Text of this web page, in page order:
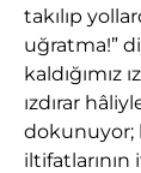
takılıp
uğratma!”
kaldığımız
ızdırar
dokunuyor;
iltifatlarının